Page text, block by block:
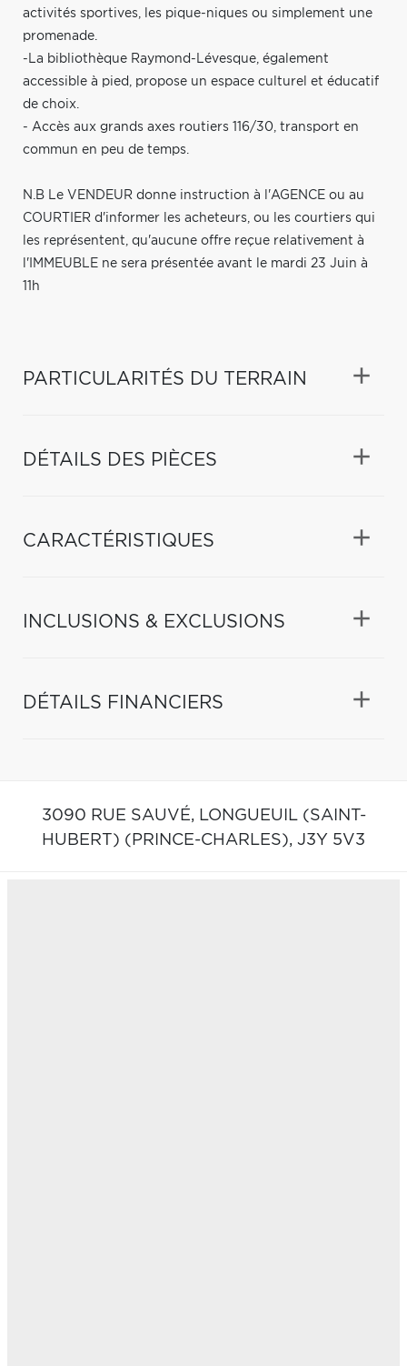
activités sportives, les pique-niques ou simplement une
promenade.
-La bibliothèque Raymond-Lévesque, également
accessible à pied, propose un espace culturel et éducatif
de choix.
- Accès aux grands axes routiers 116/30, transport en
commun en peu de temps.
N.B Le VENDEUR donne instruction à l'AGENCE ou au
COURTIER d'informer les acheteurs, ou les courtiers qui
les représentent, qu'aucune offre reçue relativement à
l'IMMEUBLE ne sera présentée avant le mardi 23 Juin à
11h
PARTICULARITÉS DU TERRAIN
DÉTAILS DES PIÈCES
CARACTÉRISTIQUES
INCLUSIONS & EXCLUSIONS
DÉTAILS FINANCIERS
3090 RUE SAUVÉ, LONGUEUIL (SAINT-
HUBERT) (PRINCE-CHARLES), J3Y 5V3